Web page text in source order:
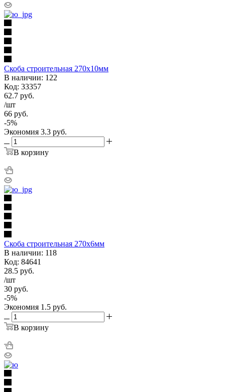
Скоба строительная 270х10мм
В наличии: 122
Код: 33357
62.7 руб.
/шт
66 руб.
-5%
Экономия 3.3 руб.
В корзину
Скоба строительная 270х6мм
В наличии: 118
Код: 84641
28.5 руб.
/шт
30 руб.
-5%
Экономия 1.5 руб.
В корзину